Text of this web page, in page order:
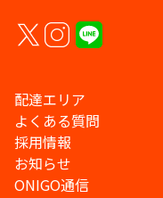
配達エリア
よくある質問
採用情報
お知らせ
ONIGO通信